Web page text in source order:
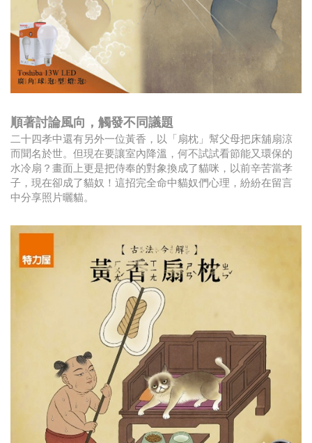
順著討論風向，觸發不同議題
二十四孝中還有另外一位黃香，以「扇枕」幫父母把床舖扇涼
而聞名於世。但現在要讓室內降溫，何不試試看節能又環保的
水冷扇？畫面上更是把侍奉的對象換成了貓咪，以前辛苦當孝
子，現在卻成了貓奴！這招完全命中貓奴們心理，紛紛在留言
中分享照片曬貓。